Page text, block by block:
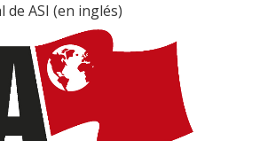
ASI (en inglés)